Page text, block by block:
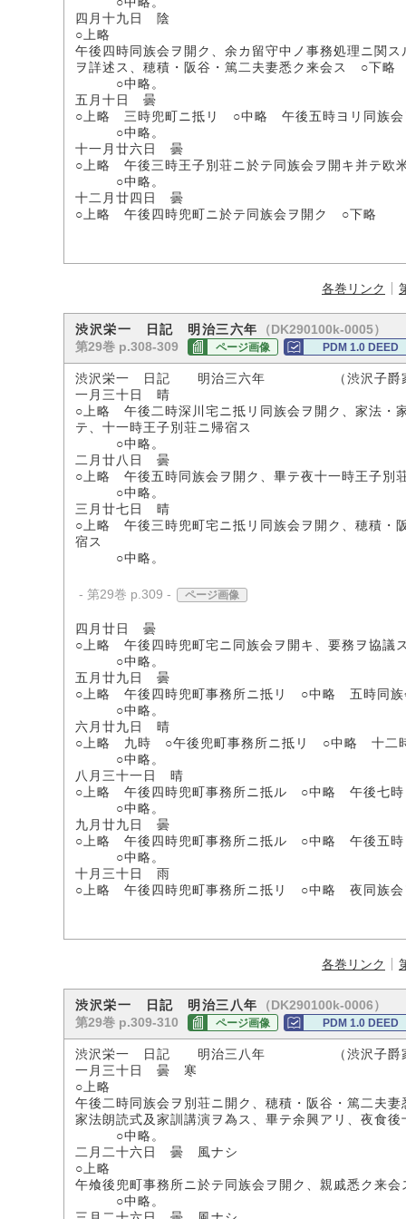
四月十九日 陰
○上略
午後四時同族会ヲ開ク、余カ留守中ノ事務処理ニ関
ヲ詳述ス、穂積・阪谷・篤二夫妻悉ク来会ス ○下略
○中略。
五月十日 曇
○上略 三時兜町ニ抵リ ○中略 午後五時ヨリ同族会
○中略。
十一月廿六日 曇
○上略 午後三時王子別荘ニ於テ同族会ヲ開キ并テ欧
○中略。
十二月廿四日 曇
○上略 午後四時兜町ニ於テ同族会ヲ開ク ○下略
各巻リンク
渋沢栄一 日記 明治三六年
（DK290100k-0005）
第29巻 p.308-309
ページ画像 PDM 1.0 DEED
渋沢栄一 日記 明治三六年 （渋沢子爵家
一月三十日 晴
○上略 午後二時深川宅ニ抵リ同族会ヲ開ク、家法・
テ、十一時王子別荘ニ帰宿ス
○中略。
二月廿八日 曇
○上略 午後五時同族会ヲ開ク、畢テ夜十一時王子別
○中略。
三月廿七日 晴
○上略 午後三時兜町宅ニ抵リ同族会ヲ開ク、穂積・
宿ス
○中略。
- 第29巻 p.309 - ページ画像
四月廿日 曇
○上略 午後四時兜町宅ニ同族会ヲ開キ、要務ヲ協
○中略。
五月廿九日 曇
○上略 午後四時兜町事務所ニ抵リ ○中略 五時同族
○中略。
六月廿九日 晴
○上略 九時 ○午後兜町事務所ニ抵リ ○中略 十二時
○中略。
八月三十一日 晴
○上略 午後四時兜町事務所ニ抵ル ○中略 午後七時
○中略。
九月廿九日 曇
○上略 午後四時兜町事務所ニ抵ル ○中略 午後五
○中略。
十月三十日 雨
○上略 午後四時兜町事務所ニ抵リ ○中略 夜同族会
各巻リンク
渋沢栄一 日記 明治三八年
（DK290100k-0006）
第29巻 p.309-310
ページ画像 PDM 1.0 DEED
渋沢栄一 日記 明治三八年 （渋沢子爵家
一月三十日 曇 寒
○上略
午後二時同族会ヲ別荘ニ開ク、穂積・阪谷・篤二夫
家法朗読式及家訓講演ヲ為ス、畢テ余興アリ、夜食後
○中略。
二月二十六日 曇 風ナシ
○上略
午飧後兜町事務所ニ於テ同族会ヲ開ク、親戚悉ク来
○中略。